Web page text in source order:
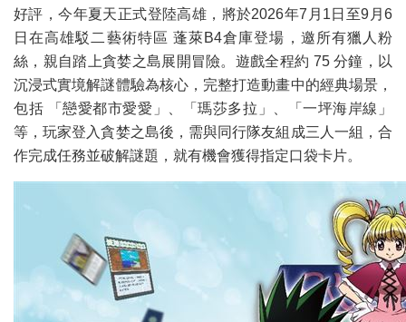
好評，今年夏天正式登陸高雄，將於2026年7月1日至9月6
日在高雄駁二藝術特區 蓬萊B4倉庫登場，邀所有獵人粉
絲，親自踏上貪婪之島展開冒險。遊戲全程約 75 分鐘，以
沉浸式實境解謎體驗為核心，完整打造動畫中的經典場景，
包括 「戀愛都市愛愛」、「瑪莎多拉」、「一坪海岸線」
等，玩家登入貪婪之島後，需與同行隊友組成三人一組，合
作完成任務並破解謎題，就有機會獲得指定口袋卡片。